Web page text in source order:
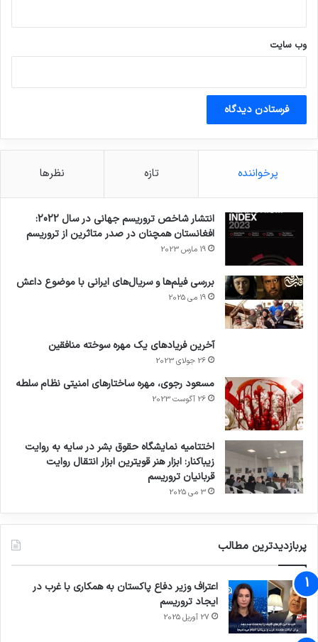
وب‌ سایت
پرخواننده تازه نظرها
انتشار شاخص تروریسم جهانی در سال 2022:
افغانستان همچنان در صدر متاثرین از تروریسم
19 مارس 2023
بررسی فیلم‌ها و سریال‌های ایرانی با موضوع داعش
19 می 2025
آخرین فریادهای یک مهره سوخته منافقین
26 جولای 2023
مسعود رجوی، مهره ساختارهای امنیتی نظام سلطه
26 آگوست 2023
اختتامیه نمایشگاه حقوق بشر در سایه به روایت
زیباکنار: ابزار هنر قویترین ابزار انتقال روایت
قربانیان تروریسم
3 می 2025
پربازدیدترین مطالب
اعتراف وزیر دفاع پاکستان به همکاری با غرب در
ایجاد تروریسم
27 آوریل 2025